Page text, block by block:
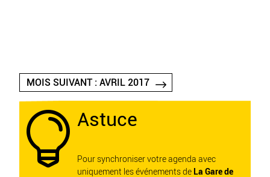
MOIS SUIVANT : AVRIL 2017
 Astuce
Pour synchroniser votre agenda avec
uniquement les événements de La Gare de